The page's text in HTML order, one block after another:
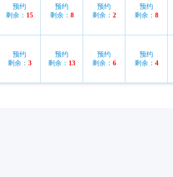
预约
剩余： 15
预约
剩余： 8
预约
剩余： 2
预约
剩余： 8
预约
剩余： 3
预约
剩余： 13
预约
剩余： 6
预约
剩余： 4